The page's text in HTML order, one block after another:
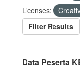
Licenses:
Filter Results
Data Peserta